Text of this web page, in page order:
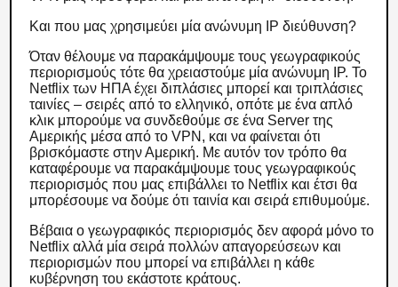
Και που μας χρησιμεύει μία ανώνυμη IP διεύθυνση?
Όταν θέλουμε να παρακάμψουμε τους γεωγραφικούς
περιορισμούς τότε θα χρειαστούμε μία ανώνυμη IP. Το
Netflix των ΗΠΑ έχει διπλάσιες μπορεί και τριπλάσιες
ταινίες – σειρές από το ελληνικό, οπότε με ένα απλό
κλικ μπορούμε να συνδεθούμε σε ένα Server της
Αμερικής μέσα από το VPN, και να φαίνεται ότι
βρισκόμαστε στην Αμερική. Με αυτόν τον τρόπο θα
καταφέρουμε να παρακάμψουμε τους γεωγραφικούς
περιορισμός που μας επιβάλλει το Netflix και έτσι θα
μπορέσουμε να δούμε ότι ταινία και σειρά επιθυμούμε.
Βέβαια ο γεωγραφικός περιορισμός δεν αφορά μόνο το
Netflix αλλά μία σειρά πολλών απαγορεύσεων και
περιορισμών που μπορεί να επιβάλλει η κάθε
κυβέρνηση του εκάστοτε κράτους.